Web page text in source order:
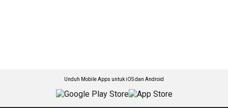
Unduh Mobile Apps untuk iOS dan Android